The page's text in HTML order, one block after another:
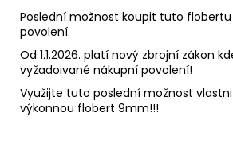
Poslední možnost koupit tuto
povolení.
Od 1.1.2026. platí nový zbrojní zákon
vyžadoivané nákupní povolení!
Využijte tuto poslední možnost
výkonnou flobert 9mm!!!
500
Kč